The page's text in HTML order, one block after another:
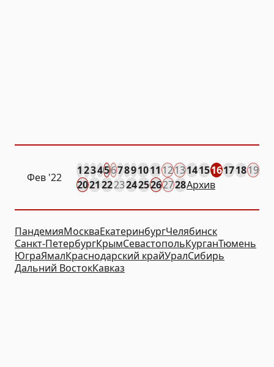
Фев '22
12345678910111213141516171819
202122232425262728Архив
ПандемияМоскваЕкатеринбургЧелябинск
Санкт-ПетербургКрымСевастопольКурганТюмень
ЮграЯмалКраснодарский крайУралСибирь
Дальний ВостокКавказ